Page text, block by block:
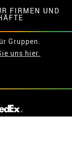
FIRMEN UND
Gruppen.
uns hier.